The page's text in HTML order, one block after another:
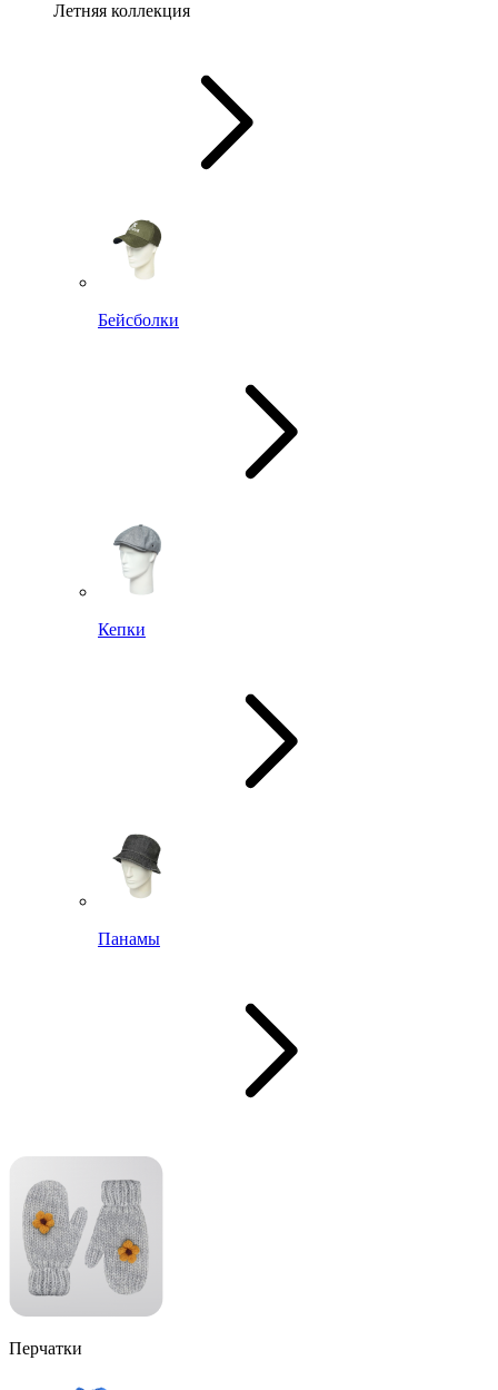
Летняя коллекция
Бейсболки
Кепки
Панамы
Перчатки